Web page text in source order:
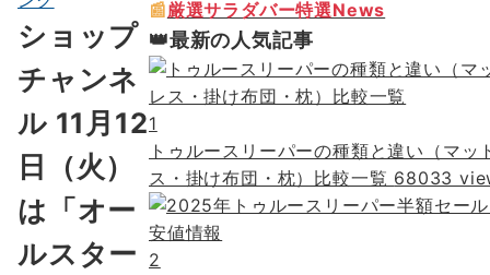
ショップ
チャンネ
ル 11月12
日（火）
は「オー
ルスター
📰厳選サラダバー特選News
👑最新の人気記事
1
トゥルースリーパーの種類と違い（マッ
ス・掛け布団・枕）比較一覧 68033
2